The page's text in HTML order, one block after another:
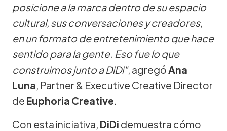
posicione a la marca dentro de su espacio
cultural, sus conversaciones y creadores,
en un formato de entretenimiento que hace
sentido para la gente. Eso fue lo que
construimos junto a DiDi", agregó Ana
Luna, Partner & Executive Creative Director
de Euphoria Creative.
Con esta iniciativa, DiDi demuestra cómo